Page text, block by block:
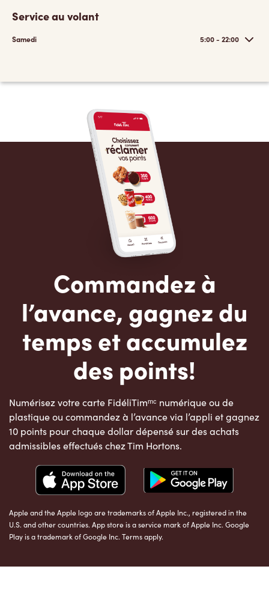
Service au volant
Samedi 5:00 - 22:00
Commandez à
l’avance, gagnez du
temps et accumulez
des points!
Numérisez votre carte FidéliTimᵐᶜ numérique ou de
plastique ou commandez à l’avance via l’appli et gagnez
10 points pour chaque dollar dépensé sur des achats
admissibles effectués chez Tim Hortons.
Apple and the Apple logo are trademarks of Apple Inc., registered in the
U.S. and other countries. App store is a service mark of Apple Inc. Google
Play is a trademark of Google Inc. Terms apply.